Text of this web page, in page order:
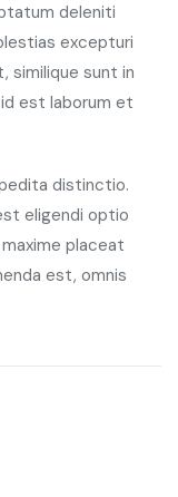
deleniti
excepturi
similique sunt in
est laborum et
distinctio.
eligendi optio
placeat
est, omnis